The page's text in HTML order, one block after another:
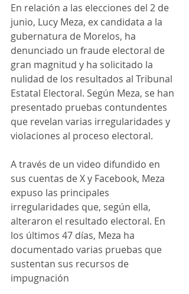
En relación a las elecciones del 2 de
junio, Lucy Meza, ex candidata a la
gubernatura de Morelos, ha
denunciado un fraude electoral de
gran magnitud y ha solicitado la
nulidad de los resultados al Tribunal
Estatal Electoral. Según Meza, se han
presentado pruebas contundentes
que revelan varias irregularidades y
violaciones al proceso electoral.
A través de un video difundido en
sus cuentas de X y Facebook, Meza
expuso las principales
irregularidades que, según ella,
alteraron el resultado electoral. En
los últimos 47 días, Meza ha
documentado varias pruebas que
sustentan sus recursos de
impugnación